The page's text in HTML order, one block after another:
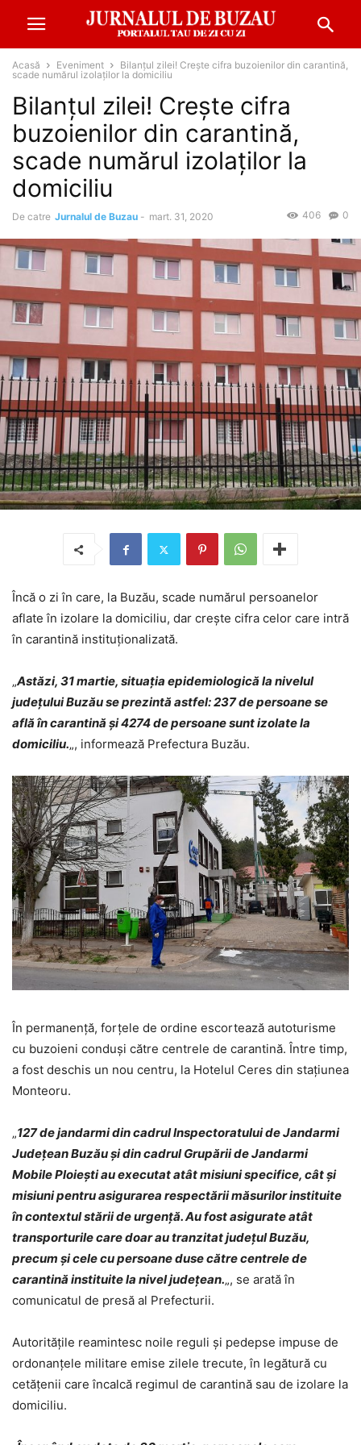
Acasă Eveniment
Bilanțul zilei! Crește cifra buzoienilor din carantină,
scade numărul izolaților la domiciliu
Bilanțul zilei! Crește cifra
buzoienilor din carantină,
scade numărul izolaților la
domiciliu
De catre Jurnalul de Buzau - mart. 31, 2020 0
406
Încă o zi în care, la Buzău, scade numărul persoanelor
aflate în izolare la domiciliu, dar crește cifra celor care intră
în carantină instituționalizată.
„Astăzi, 31 martie, situația epidemiologică la nivelul
județului Buzău se prezintă astfel: 237 de persoane se
află în carantină și 4274 de persoane sunt izolate la
domiciliu.„, informează Prefectura Buzău.
În permanență, forțele de ordine escortează autoturisme
cu buzoieni conduși către centrele de carantină. Între timp,
a fost deschis un nou centru, la Hotelul Ceres din stațiunea
Monteoru.
„127 de jandarmi din cadrul Inspectoratului de Jandarmi
Județean Buzău și din cadrul Grupării de Jandarmi
Mobile Ploiești au executat atât misiuni specifice, cât și
misiuni pentru asigurarea respectării măsurilor instituite
în contextul stării de urgență. Au fost asigurate atât
transporturile care doar au tranzitat județul Buzău,
precum și cele cu persoane duse către centrele de
carantină instituite la nivel județean.„, se arată în
comunicatul de presă al Prefecturii.
Autoritățile reamintesc noile reguli și pedepse impuse de
ordonanțele militare emise zilele trecute, în legătură cu
cetățenii care încalcă regimul de carantină sau de izolare la
domiciliu.